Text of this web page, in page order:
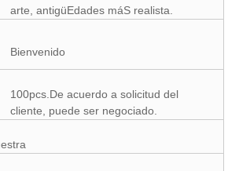
arte, antigüEdades máS realista.
Bienvenido
100pcs.De acuerdo a solicitud del
cliente, puede ser negociado.